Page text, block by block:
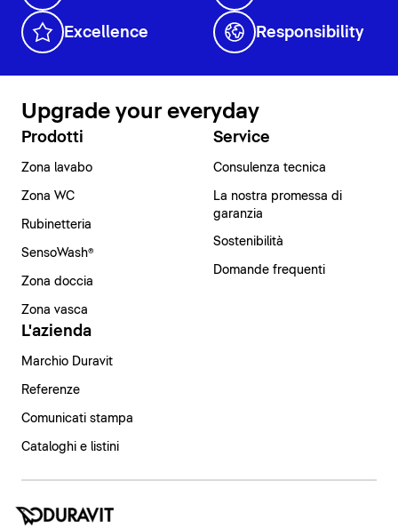
Excellence Responsibility
Upgrade your everyday
Prodotti
Zona lavabo
Zona WC
Rubinetteria
SensoWash®
Zona doccia
Zona vasca
Service
Consulenza tecnica
La nostra promessa di
garanzia
Sostenibilità
Domande frequenti
L'azienda
Marchio Duravit
Referenze
Comunicati stampa
Cataloghi e listini